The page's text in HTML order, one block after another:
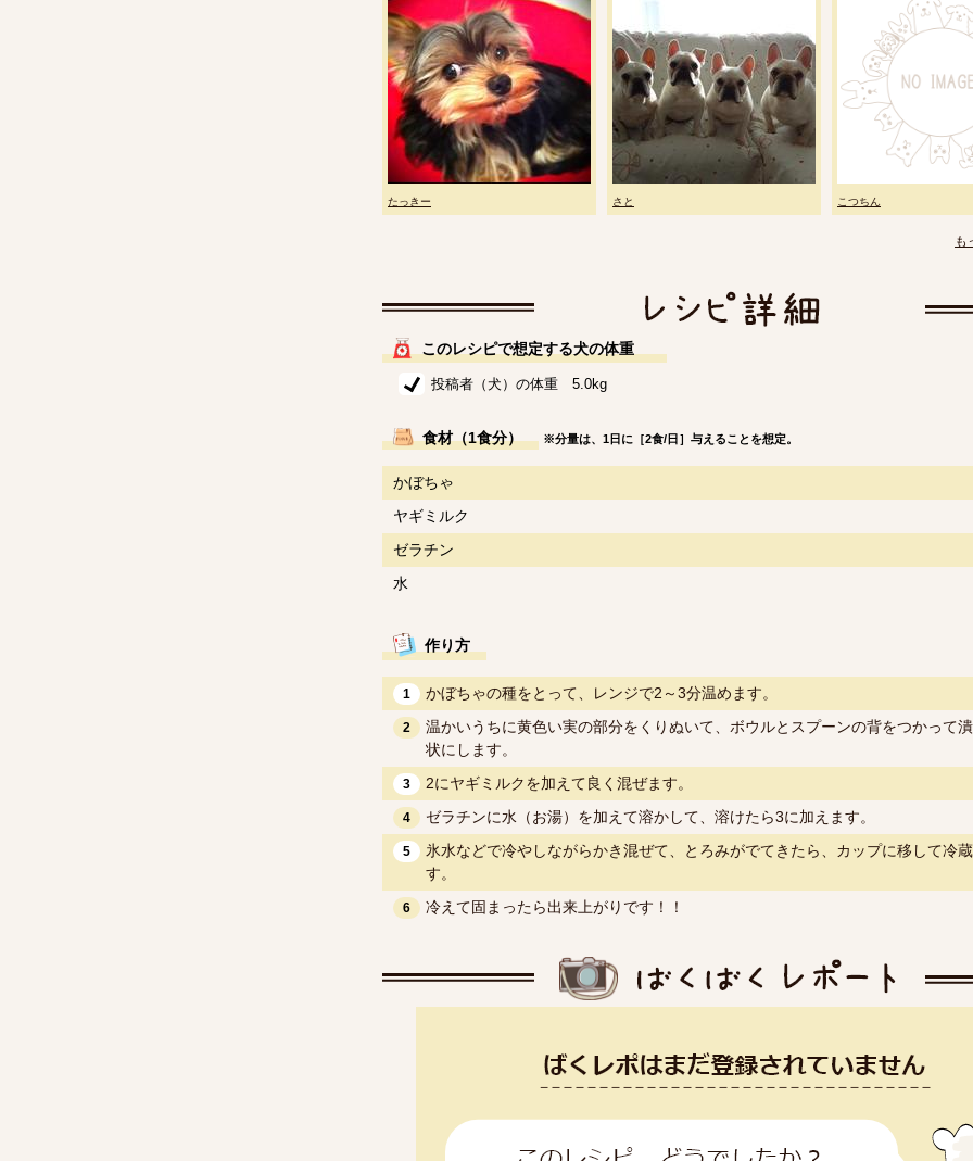
たっきー さと こつちん
も
このレシピで想定する犬の体重
投稿者（犬）の体重 5.0kg
食材（1食分） ※分量は、1日に［2食/日］与えることを想定。
かぼちゃ
ヤギミルク
ゼラチン
水
作り方
1 かぼちゃの種をとって、レンジで2～3分温めます。
2
温かいうちに黄色い実の部分をくりぬいて、ボウルとスプーンの背をつかって
状にします。
3 2にヤギミルクを加えて良く混ぜます。
4 ゼラチンに水（お湯）を加えて溶かして、溶けたら3に加えます。
5
氷水などで冷やしながらかき混ぜて、とろみがでてきたら、カップに移して冷
す。
6 冷えて固まったら出来上がりです！！